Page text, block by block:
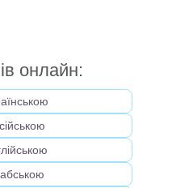
онлайн: